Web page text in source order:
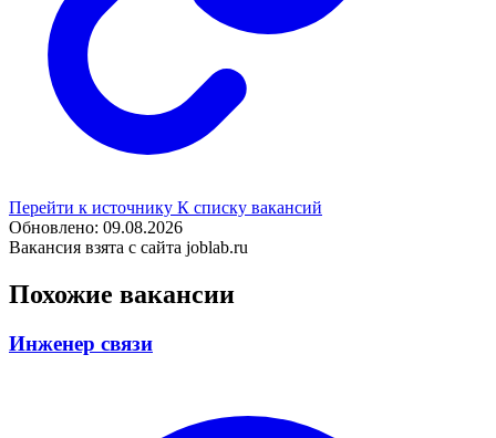
Перейти к источнику К списку вакансий
Обновлено: 09.08.2026
Вакансия взята с сайта joblab.ru
Похожие вакансии
Инженер связи